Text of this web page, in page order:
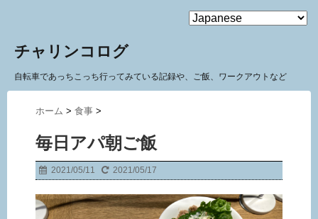
MENU
チャリンコログ
自転車であっちこっち行ってみている記録や、ご飯、ワークアウトなど
ホーム > 食事 >
毎日アパ朝ご飯
2021/05/11 2021/05/17